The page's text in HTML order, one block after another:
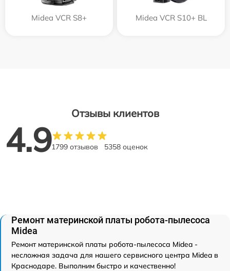
Midea VCR S8+ Midea VCR S10+ BL
Отзывы клиентов
4.91799 отзывов 5358 оценок
Ремонт материнской платы робота-пылесоса
Midea
Ремонт материнской платы робота-пылесоса Midea -
несложная задача для нашего сервисного центра Midea в
Краснодаре. Выполним быстро и качественно!